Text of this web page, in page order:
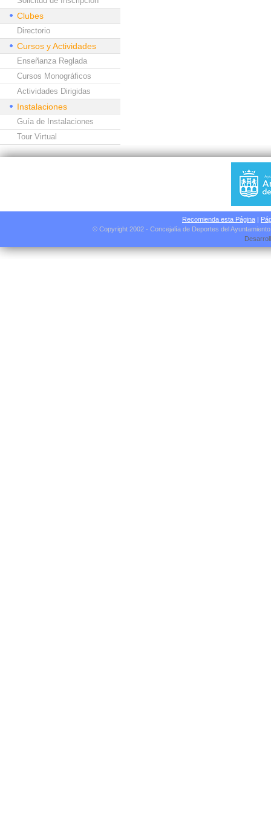
Clubes
Directorio
Cursos y Actividades
Enseñanza Reglada
Cursos Monográficos
Actividades Dirigidas
Instalaciones
Guía de Instalaciones
Tour Virtual
Recomienda esta Página |
© Copyright 2002 - Concejalía de Deportes del